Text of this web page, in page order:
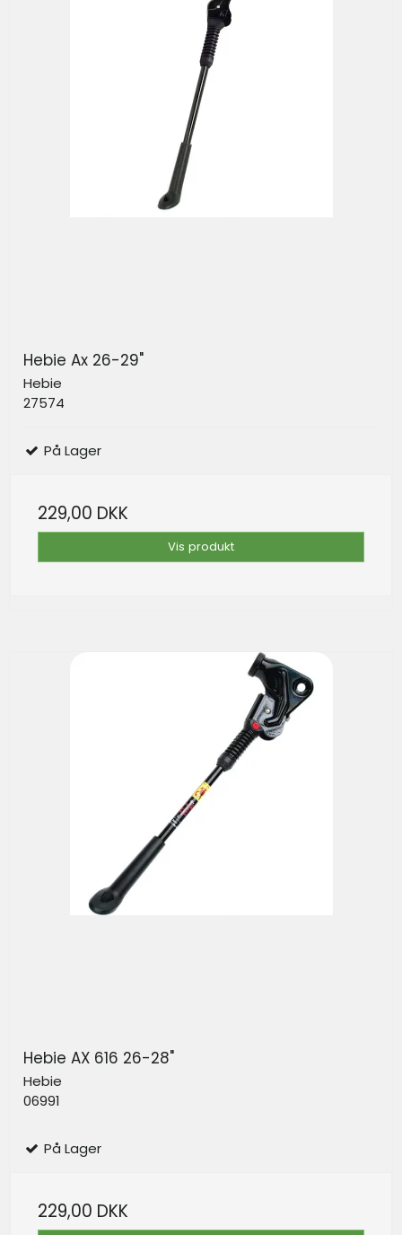
Hebie Ax 26-29"
Hebie
27574
På Lager
229,00 DKK
Vis produkt
Hebie AX 616 26-28"
Hebie
06991
På Lager
229,00 DKK